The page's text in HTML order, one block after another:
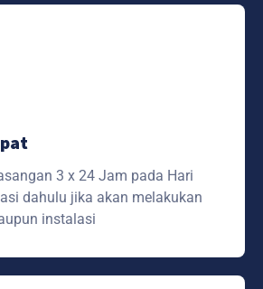
3 x 24 Jam pada Hari
dahulu jika akan melakukan
instalasi